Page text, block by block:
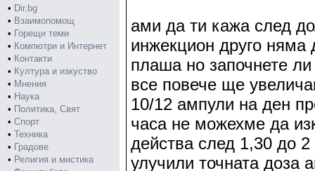
• Dir.bg
• Взаимопомощ
• Горещи теми
• Компютри и Интернет
• Контакти
• Култура и изкуство
• Мнения
• Наука
• Политика, Свят
• Спорт
• Техника
• Градове
• Религия и мистика
ами да ти кажа след
инжекцион друго
плаша но започнете
все повече ще
10/12 ампули на ден
часа не можехме да
действа след 1,30 до
улучили точната доза